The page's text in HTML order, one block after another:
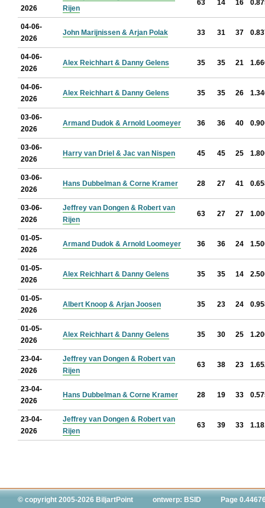
2026
Rijen
63 14 16
04-06-
2026
John Marijnissen & Arjan Polak 33 31 37
04-06-
2026
Alex Reichhart & Danny Gelens 35 35 21
04-06-
2026
Alex Reichhart & Danny Gelens 35 35 26
03-06-
2026
Armand Dudok & Arnold Loomeyer 36 36 40
03-06-
2026
Harry van Driel & Jac van Nispen 45 45 25
03-06-
2026
Hans Dubbelman & Corne Kramer 28 27 41
03-06-
2026
Jeffrey van Dongen & Robert van
Rijen
63 27 27
01-05-
2026
Armand Dudok & Arnold Loomeyer 36 36 24
01-05-
2026
Alex Reichhart & Danny Gelens 35 35 14
01-05-
2026
Albert Knoop & Arjan Joosen 35 23 24
01-05-
2026
Alex Reichhart & Danny Gelens 35 30 25
23-04-
2026
Jeffrey van Dongen & Robert van
Rijen
63 38 23
23-04-
2026
Hans Dubbelman & Corne Kramer 28 19 33
23-04-
2026
Jeffrey van Dongen & Robert van
Rijen
63 39 33
© copyright 2005-2026 BiljartPoint ontwerp: BSID Page